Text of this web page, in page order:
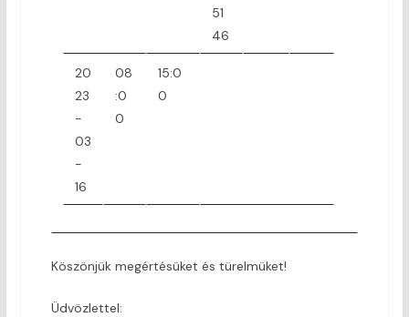
51
46
20
23
-
03
-
16
08
:0
0
15:0
0
Köszönjük megértésüket és türelmüket!
Üdvözlettel: